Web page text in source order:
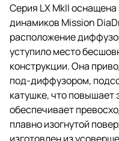
Серия LX MkII
динамиков Mission
расположение
уступило место
конструкции. Она
под-диффузором,
катушке, что
обеспечивает
плавно изогнутой